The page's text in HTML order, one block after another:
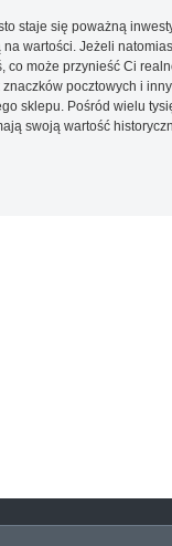
staje się poważną
wartości. Jeżeli
co może przynieść Ci
pocztowych i
sklepu. Pośród wielu
swoją wartość